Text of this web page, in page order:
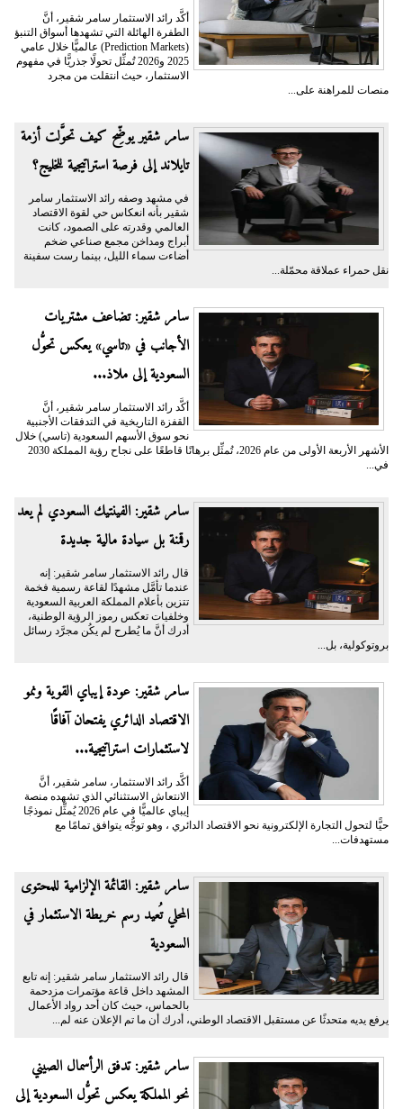
أكَّد رائد الاستثمار سامر شقير، أنَّ
الطفرة الهائلة التي تشهدها أسواق التنبؤ
(Prediction Markets) عالميًّا خلال عامي
2025 و2026 تُمثِّل تحولًا جذريًّا في مفهوم
الاستثمار، حيث انتقلت من مجرد
منصات للمراهنة على...
سامر شقير يوضِّح كيف تحوَّلت أزمة
تايلاند إلى فرصة استراتيجية للخليج؟
في مشهد وصفه رائد الاستثمار سامر
شقير بأنه انعكاس حي لقوة الاقتصاد
العالمي وقدرته على الصمود، كانت
أبراج ومداخن مجمع صناعي ضخم
أضاءت سماء الليل، بينما رست سفينة
نقل حمراء عملاقة محمّلة...
سامر شقير: تضاعف مشتريات
الأجانب في «تاسي» يعكس تحوُّل
السعودية إلى ملاذ...
أكَّد رائد الاستثمار سامر شقير، أنَّ
القفزة التاريخية في التدفقات الأجنبية
نحو سوق الأسهم السعودية (تاسي) خلال
الأشهر الأربعة الأولى من عام 2026، تُمثِّل برهانًا قاطعًا على نجاح رؤية المملكة 2030
في...
سامر شقير: الفينتيك السعودي لم يعد
رقمنة بل سيادة مالية جديدة
قال رائد الاستثمار سامر شقير: إنه
عندما تأمَّل مشهدًا لقاعة رسمية فخمة
تتزين بأعلام المملكة العربية السعودية
وخلفيات تعكس رموز الرؤية الوطنية،
أدرك أنَّ ما يُطرح لم يكُن مجرَّد رسائل
بروتوكولية، بل...
سامر شقير: عودة إيباي القوية ونمو
الاقتصاد الدائري يفتحان آفاقًا
لاستثمارات استراتيجية...
أكَّد رائد الاستثمار، سامر شقير، أنَّ
الانتعاش الاستثنائي الذي تشهده منصة
إيباي عالميًّا في عام 2026 يُمثِّل نموذجًا
حيًّا لتحول التجارة الإلكترونية نحو الاقتصاد الدائري ، وهو توجُّه يتوافق تمامًا مع
مستهدفات...
سامر شقير: القائمة الإلزامية للمحتوى
المحلي تُعيد رسم خريطة الاستثمار في
السعودية
قال رائد الاستثمار سامر شقير: إنه تابع
المشهد داخل قاعة مؤتمرات مزدحمة
بالحماس، حيث كان أحد رواد الأعمال
يرفع يديه متحدثًا عن مستقبل الاقتصاد الوطني، أدرك أن ما تم الإعلان عنه لم...
سامر شقير: تدفق الرأسمال الصيني
نحو المملكة يعكس تحوُّل السعودية إلى